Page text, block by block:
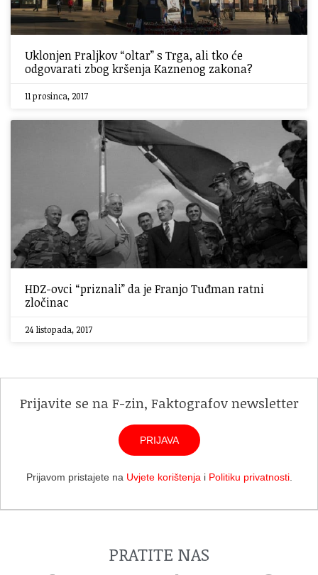
Uklonjen Praljkov “oltar” s Trga, ali tko će
odgovarati zbog kršenja Kaznenog zakona?
11 prosinca, 2017
HDZ-ovci “priznali” da je Franjo Tuđman ratni
zločinac
24 listopada, 2017
Prijavite se na F-zin, Faktografov newsletter
PRIJAVA
Prijavom pristajete na Uvjete korištenja i Politiku privatnosti.
PRATITE NAS